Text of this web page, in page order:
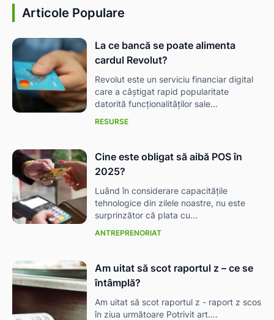
Articole Populare
La ce bancă se poate alimenta
cardul Revolut?
Revolut este un serviciu financiar digital
care a câștigat rapid popularitate
datorită funcționalităților sale...
RESURSE
Cine este obligat să aibă POS în
2025?
Luând în considerare capacitățile
tehnologice din zilele noastre, nu este
surprinzător că plata cu...
ANTREPRENORIAT
Am uitat să scot raportul z – ce se
întâmplă?
Am uitat să scot raportul z - raport z scos
în ziua următoare Potrivit art....